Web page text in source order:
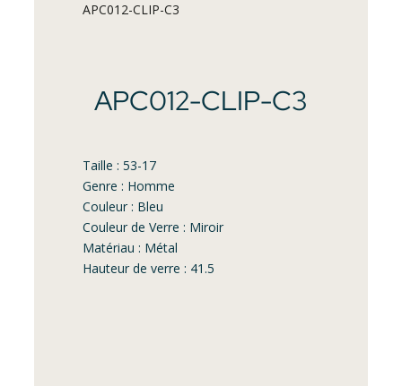
APC012-CLIP-C3
APC012-CLIP-C3
Taille : 53-17
Genre : Homme
Couleur : Bleu
Couleur de Verre : Miroir
Matériau : Métal
Hauteur de verre : 41.5